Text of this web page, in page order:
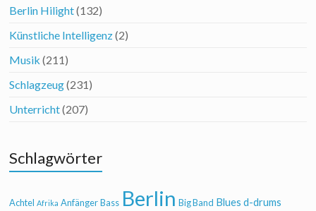
Berlin Hilight(132)
Künstliche Intelligenz(2)
Musik (211)
Schlagzeug(231)
Unterricht(207)
Schlagwörter
Achtel Afrika Anfänger Bass Berlin Big Band Blues d-drums